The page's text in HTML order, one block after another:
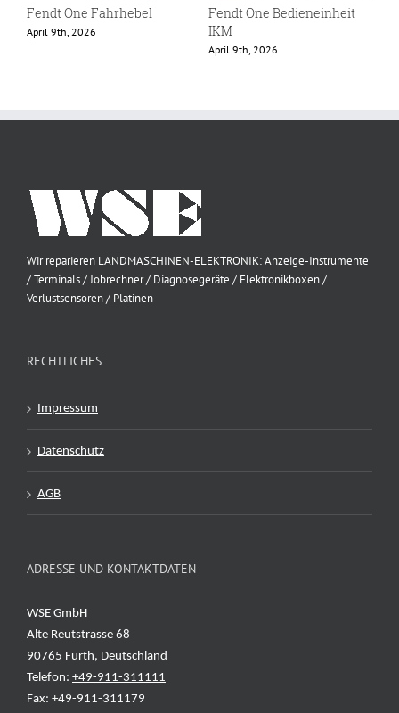
Fendt One Fahrhebel
April 9th, 2026
Fendt One Bedieneinheit
IKM
April 9th, 2026
Wir reparieren LANDMASCHINEN-ELEKTRONIK: Anzeige-Instrumente
/ Terminals / Jobrechner / Diagnosegeräte / Elektronikboxen /
Verlustsensoren / Platinen
RECHTLICHES
Impressum
Datenschutz
AGB
ADRESSE UND KONTAKTDATEN
WSE GmbH
Alte Reutstrasse 68
90765 Fürth, Deutschland
Telefon: +49-911-311111
Fax: +49-911-311179